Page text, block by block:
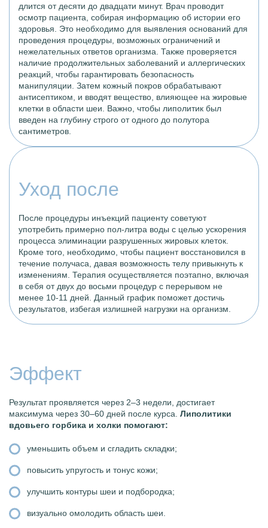
длится от десяти до двадцати минут. Врач проводит
осмотр пациента, собирая информацию об истории его
здоровья. Это необходимо для выявления оснований для
проведения процедуры, возможных ограничений и
нежелательных ответов организма. Также проверяется
наличие продолжительных заболеваний и аллергических
реакций, чтобы гарантировать безопасность
манипуляции. Затем кожный покров обрабатывают
антисептиком, и вводят вещество, влияющее на жировые
клетки в области шеи. Важно, чтобы липолитик был
введен на глубину строго от одного до полутора
сантиметров.
Уход после
После процедуры инъекций пациенту советуют
употребить примерно пол-литра воды с целью ускорения
процесса элиминации разрушенных жировых клеток.
Кроме того, необходимо, чтобы пациент восстановился в
течение получаса, давая возможность телу привыкнуть к
изменениям. Терапия осуществляется поэтапно, включая
в себя от двух до восьми процедур с перерывом не
менее 10-11 дней. Данный график поможет достичь
результатов, избегая излишней нагрузки на организм.
Эффект
Результат проявляется через 2–3 недели, достигает
максимума через 30–60 дней после курса. Липолитики
вдовьего горбика и холки помогают:
уменьшить объем и сгладить складки;
повысить упругость и тонус кожи;
улучшить контуры шеи и подбородка;
визуально омолодить область шеи.